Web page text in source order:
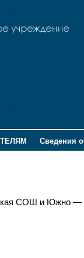
Сведения
СОШ и Южно —